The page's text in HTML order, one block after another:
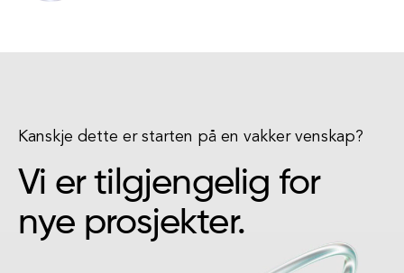
Kanskje dette er starten på en vakker venskap?
Vi er tilgjengelig for
nye prosjekter.